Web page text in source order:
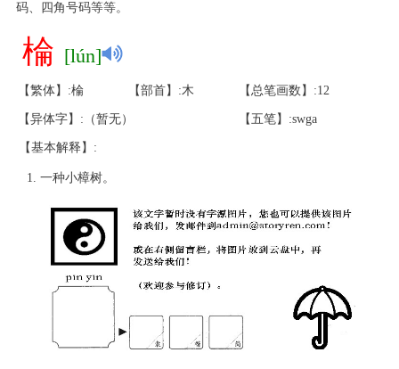
码、四角号码等等。
棆 [lún]
【繁体】:棆 【部首】:木 【总笔画数】:12
【异体字】:（暂无） 【五笔】:swga
【基本解释】:
一种小樟树。